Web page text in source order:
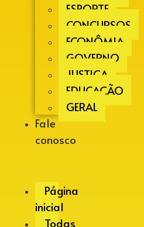
ESPORTE
CONCURSOS
ECONÔMIA
GOVERNO
JUSTIÇA
EDUCAÇÃO
GERAL
Fale
conosco
Página
inicial
Todas